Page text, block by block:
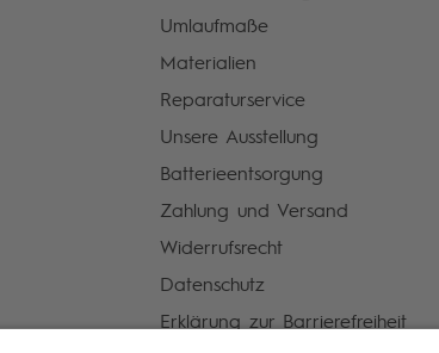
Umlaufmaße
Materialien
Reparaturservice
Unsere Ausstellung
Batterieentsorgung
Zahlung und Versand
Widerrufsrecht
Datenschutz
Erklärung zur Barrierefreiheit